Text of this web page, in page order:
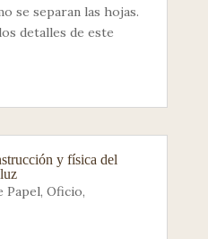
se separan las hojas.
detalles de este
y física del
Papel, Oficio,